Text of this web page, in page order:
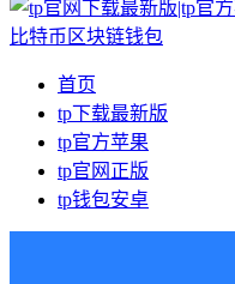
首页
tp下载最新版
tp官方苹果
tp官网正版
tp钱包安卓